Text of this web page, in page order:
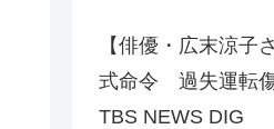
【俳優・広末涼子
式命令 過失運転傷
TBS NEWS DIG